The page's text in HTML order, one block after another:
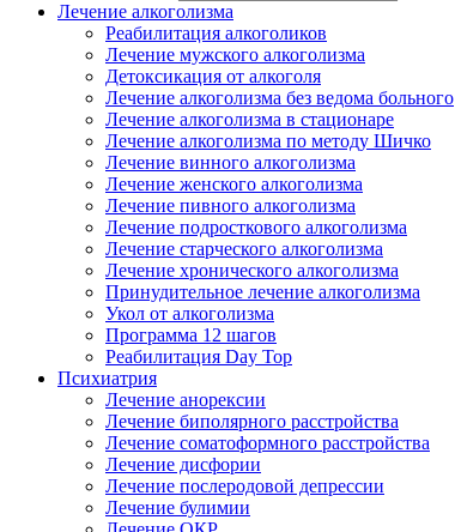
Лечение алкоголизма
Реабилитация алкоголиков
Лечение мужского алкоголизма
Детоксикация от алкоголя
Лечение алкоголизма без ведома больного
Лечение алкоголизма в стационаре
Лечение алкоголизма по методу Шичко
Лечение винного алкоголизма
Лечение женского алкоголизма
Лечение пивного алкоголизма
Лечение подросткового алкоголизма
Лечение старческого алкоголизма
Лечение хронического алкоголизма
Принудительное лечение алкоголизма
Укол от алкоголизма
Программа 12 шагов
Реабилитация Day Top
Психиатрия
Лечение анорексии
Лечение биполярного расстройства
Лечение соматоформного расстройства
Лечение дисфории
Лечение послеродовой депрессии
Лечение булимии